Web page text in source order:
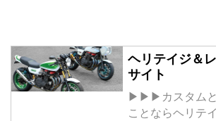
ヘリテイジ＆
サイト
▶▶▶カスタムと
ことならヘリテ